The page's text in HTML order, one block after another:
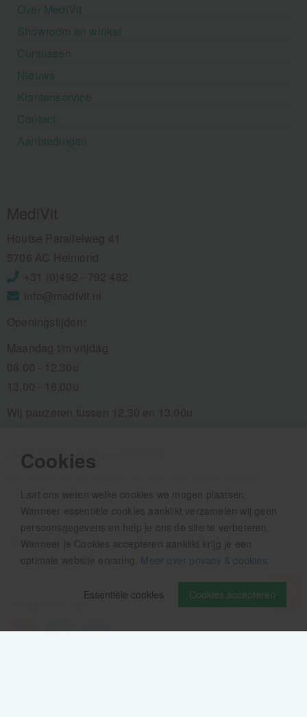
Cookies
Laat ons weten welke cookies we mogen plaatsen.
Wanneer essentiële cookies aanklikt verzamelen wij geen
persoonsgegevens en help je ons de site te verbeteren.
Wanneer je Cookies accepteren aanklikt krijg je een
optimale website ervaring. Meer over privacy & cookies
Cookies accepteren
Essentiële cookies
Over MediVit
Showroom en winkel
Cursussen
Nieuws
Klantenservice
Contact
Aanbiedingen
Aanmelden nieuwsbrief
Volg ons op